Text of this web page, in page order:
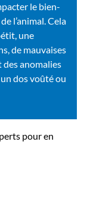
le bien-
l’animal. Cela
une
,de mauvaises
anomalies
dos voûté ou
pour en